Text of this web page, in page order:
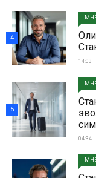
14:03 |
4
04:34 |
5